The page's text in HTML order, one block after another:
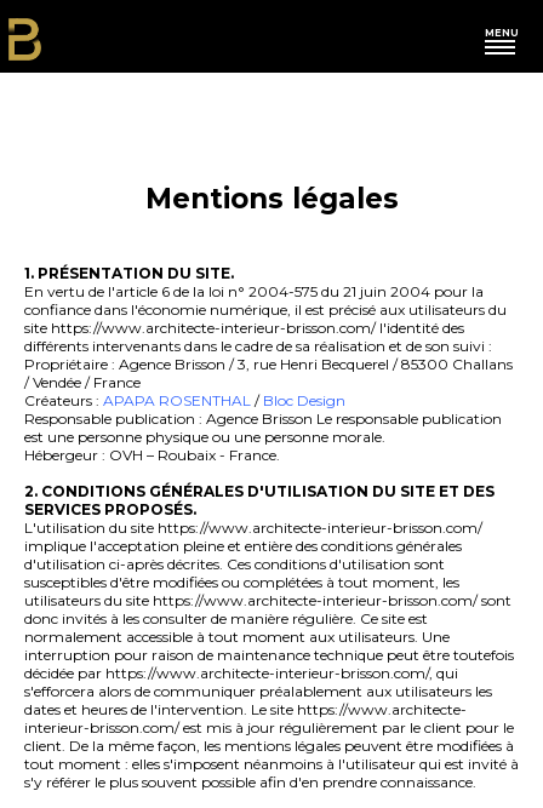
MENU
Restau-Hôtels
Bureaux
Franchises
Habitations
Autres
Mentions légales
1. PRÉSENTATION DU SITE.
En vertu de l'article 6 de la loi n° 2004-575 du 21 juin 2004 pour la
confiance dans l'économie numérique, il est précisé aux utilisateurs du
site https://www.architecte-interieur-brisson.com/ l'identité des
différents intervenants dans le cadre de sa réalisation et de son suivi :
Propriétaire : Agence Brisson / 3, rue Henri Becquerel / 85300 Challans
/ Vendée / France
Créateurs : APAPA ROSENTHAL / Bloc Design
Responsable publication : Agence Brisson Le responsable publication
est une personne physique ou une personne morale.
Hébergeur : OVH – Roubaix - France.
2. CONDITIONS GÉNÉRALES D'UTILISATION DU SITE ET DES
SERVICES PROPOSÉS.
L'utilisation du site https://www.architecte-interieur-brisson.com/
implique l'acceptation pleine et entière des conditions générales
d'utilisation ci-après décrites. Ces conditions d'utilisation sont
susceptibles d'être modifiées ou complétées à tout moment, les
utilisateurs du site https://www.architecte-interieur-brisson.com/ sont
donc invités à les consulter de manière régulière. Ce site est
normalement accessible à tout moment aux utilisateurs. Une
interruption pour raison de maintenance technique peut être toutefois
décidée par https://www.architecte-interieur-brisson.com/, qui
s'efforcera alors de communiquer préalablement aux utilisateurs les
dates et heures de l'intervention. Le site https://www.architecte-
interieur-brisson.com/ est mis à jour régulièrement par le client pour le
client. De la même façon, les mentions légales peuvent être modifiées à
tout moment : elles s'imposent néanmoins à l'utilisateur qui est invité à
s'y référer le plus souvent possible afin d'en prendre connaissance.